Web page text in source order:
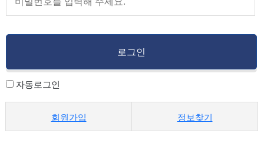
자동로그인
회원가입 정보찾기